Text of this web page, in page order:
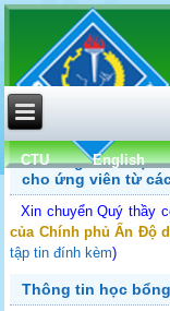
CTU English
Chương trình Học
cho ứng viên từ
Xin chuyển Quý thầy
của Chính phủ Ấn Độ
tập tin đính kèm)
Thông tin học bổng